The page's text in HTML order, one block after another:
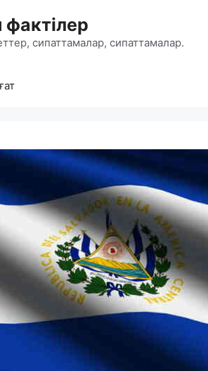
сипаттамалар, сипаттамалар.